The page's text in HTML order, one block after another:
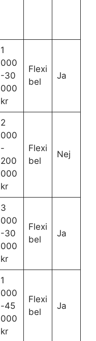
1
000
-30
000
kr
Flexi
bel
Ja
2
000
-
200
000
kr
Flexi
bel
Nej
3
000
-30
000
kr
Flexi
bel
Ja
1
000
-45
000
kr
Flexi
bel
Ja